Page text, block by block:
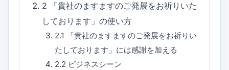
2
「貴社のますますのご発展をお祈りいた
しております」の使い方
2.1
「貴社のますますのご発展をお祈りい
たしております」には感謝を加える
2.2 ビジネスシーン